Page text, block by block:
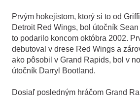
Prvým hokejistom, ktorý si to od
Detroit Red Wings, bol útočník
to podarilo koncom októbra 2002.
debutoval v drese Red Wings a
ako pôsobil v Grand Rapids, bol v
útočník Darryl Bootland.
Dosiaľ posledným hráčom Grand